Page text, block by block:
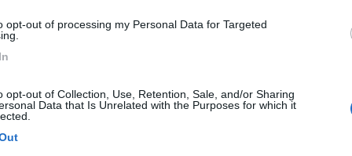
opt-out of processing my Personal Data for Targeted
opt-out of Collection, Use, Retention, Sale, and/or Sharing
Data that Is Unrelated with the Purposes for which it
in paese ma direttamente sul fiume Unstrut con...
(Unstrut) - 28.2km
9
Posizione